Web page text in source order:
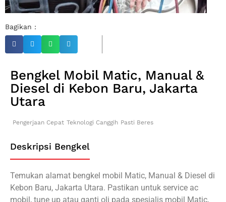
Bagikan :
Bengkel Mobil Matic, Manual &
Diesel di Kebon Baru, Jakarta
Utara
Pengerjaan Cepat Teknologi Canggih Pasti Beres
Deskripsi Bengkel
Temukan alamat bengkel mobil Matic, Manual & Diesel di
Kebon Baru, Jakarta Utara. Pastikan untuk service ac
mobil, tune up atau ganti oli pada spesialis mobil Matic,